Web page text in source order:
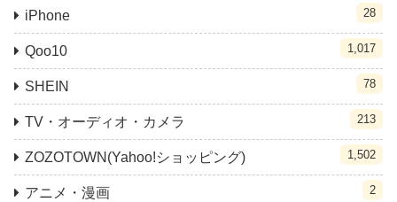
iPhone 28
Qoo10 1,017
SHEIN 78
TV・オーディオ・カメラ 213
ZOZOTOWN(Yahoo!ショッピング) 1,502
アニメ・漫画 2